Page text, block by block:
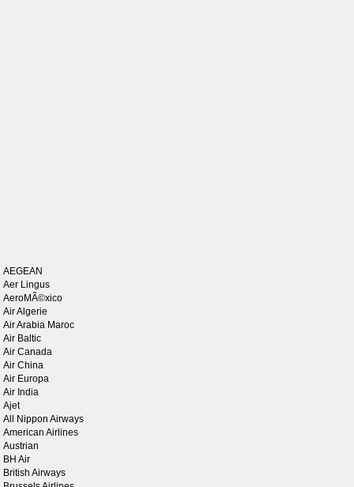
AEGEAN
Aer Lingus
AeroMÃ©xico
Air Algerie
Air Arabia Maroc
Air Baltic
Air Canada
Air China
Air Europa
Air India
Ajet
All Nippon Airways
American Airlines
Austrian
BH Air
British Airways